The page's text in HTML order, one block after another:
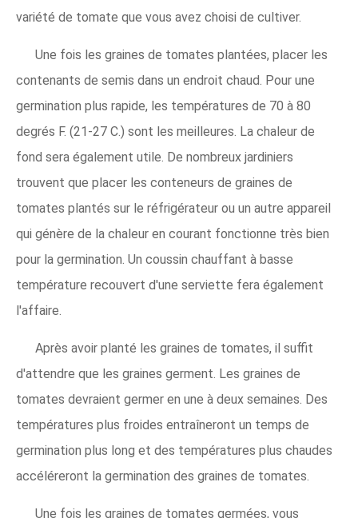
variété de tomate que vous avez choisi de cultiver.
Une fois les graines de tomates plantées, placer les
contenants de semis dans un endroit chaud. Pour une
germination plus rapide, les températures de 70 à 80
degrés F. (21-27 C.) sont les meilleures. La chaleur de
fond sera également utile. De nombreux jardiniers
trouvent que placer les conteneurs de graines de
tomates plantés sur le réfrigérateur ou un autre appareil
qui génère de la chaleur en courant fonctionne très bien
pour la germination. Un coussin chauffant à basse
température recouvert d'une serviette fera également
l'affaire.
Après avoir planté les graines de tomates, il suffit
d'attendre que les graines germent. Les graines de
tomates devraient germer en une à deux semaines. Des
températures plus froides entraîneront un temps de
germination plus long et des températures plus chaudes
accéléreront la germination des graines de tomates.
Une fois les graines de tomates germées, vous